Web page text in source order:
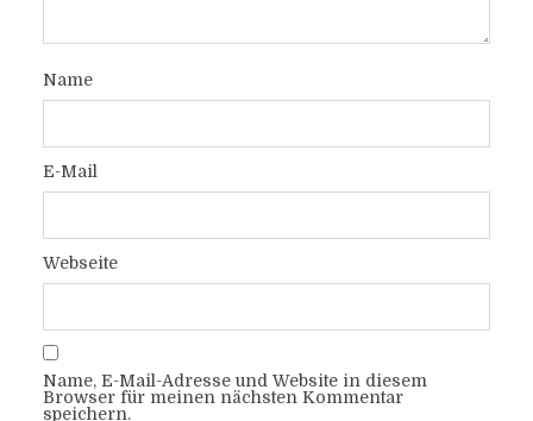
Name
E-Mail
Webseite
Name, E-Mail-Adresse und Website in diesem
Browser für meinen nächsten Kommentar
speichern.